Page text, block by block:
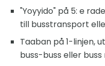
"Yoyyido" på 5: e
till busstransport
Taaban på 1-linjen,
buss-buss eller buss